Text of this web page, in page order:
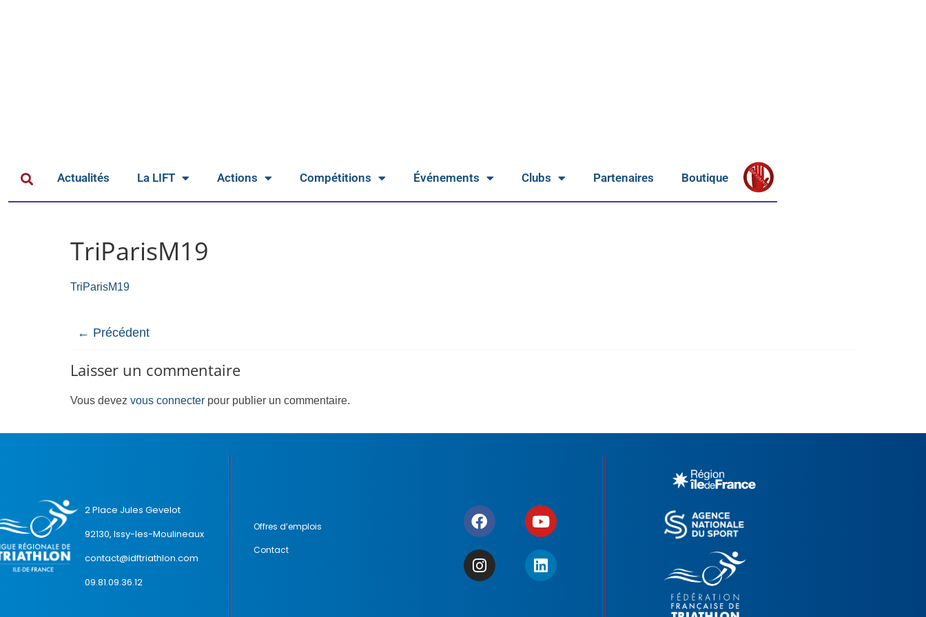
Actualités La LIFT Actions Compétitions Événements Clubs Partenaires Boutique
STOPVIOLENCE
TriParisM19
TriParisM19
← Précédent
Laisser un commentaire
Vous devez vous connecter pour publier un commentaire.
2 Place Jules Gevelot
92130, Issy-les-Moulineaux
contact@idftriathlon.com
09.81.09.36.12
Offres d’emplois
Contact